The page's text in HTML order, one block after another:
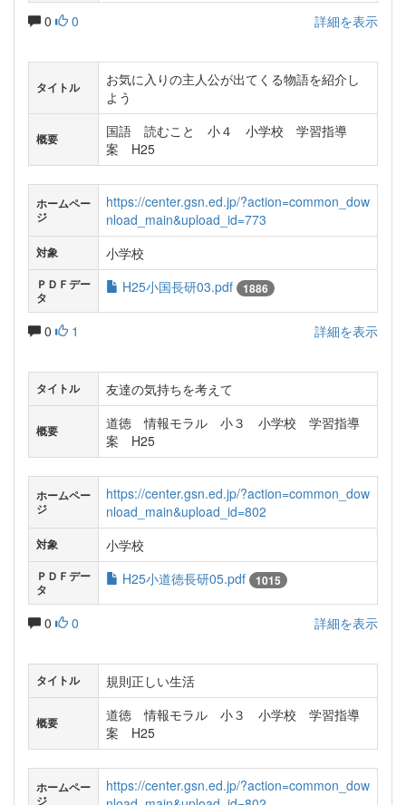
0 0 詳細を表示
タイトル
お気に入りの主人公が出てくる物語を紹介し
よう
概要
国語 読むこと 小４ 小学校 学習指導
案 H25
ホームペー
ジ
https://center.gsn.ed.jp/?action=common_dow
nload_main&upload_id=773
対象 小学校
ＰＤＦデー
タ
H25小国長研03.pdf 1886
0 1 詳細を表示
タイトル 友達の気持ちを考えて
概要
道徳 情報モラル 小３ 小学校 学習指導
案 H25
ホームペー
ジ
https://center.gsn.ed.jp/?action=common_dow
nload_main&upload_id=802
対象 小学校
ＰＤＦデー
タ
H25小道徳長研05.pdf 1015
0 0 詳細を表示
タイトル 規則正しい生活
概要
道徳 情報モラル 小３ 小学校 学習指導
案 H25
ホームペー
ジ
https://center.gsn.ed.jp/?action=common_dow